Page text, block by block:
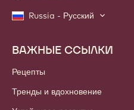
Russia - Русский
Footer
Callebaut
ВАЖНЫЕ ССЫЛКИ
Рецепты
Тренды и вдохновение